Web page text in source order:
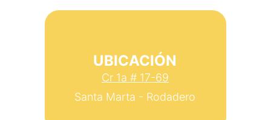
UBICACIÓN
Cr 1a # 17-69
Santa Marta - Rodadero